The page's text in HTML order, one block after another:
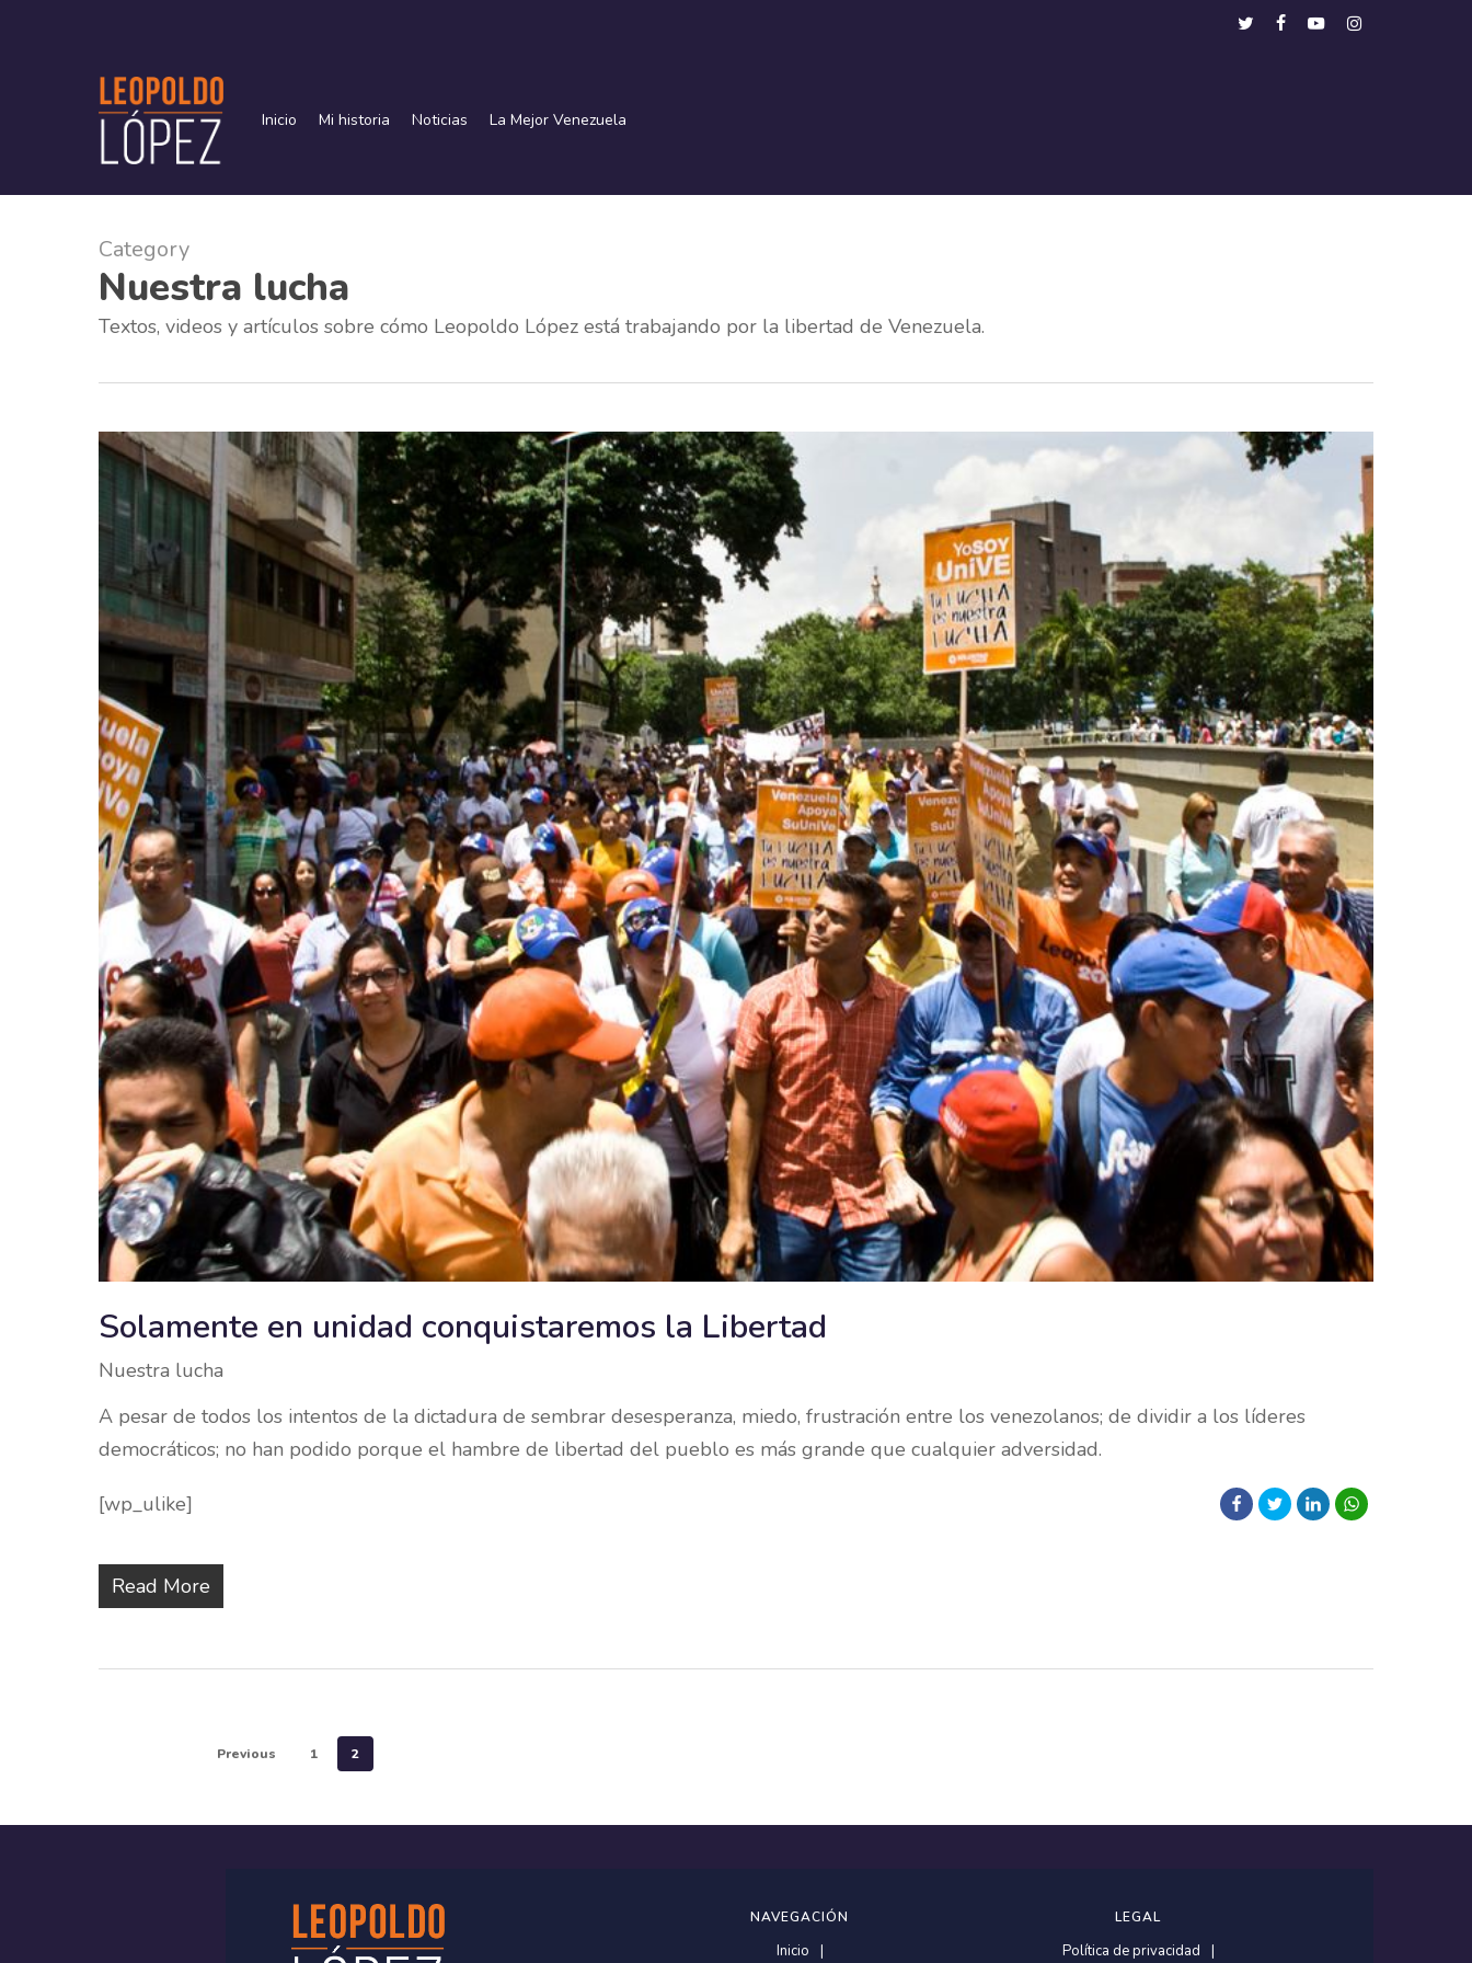
twitterfacebookyoutubeinstagram
Inicio Mi historia Noticias La Mejor Venezuela
Category
Nuestra lucha
Textos, videos y artículos sobre cómo Leopoldo López está trabajando por la libertad de Venezuela.
Solamente en unidad conquistaremos la Libertad
Nuestra lucha
A pesar de todos los intentos de la dictadura de sembrar desesperanza, miedo, frustración entre los venezolanos; de dividir a los líderes
democráticos; no han podido porque el hambre de libertad del pueblo es más grande que cualquier adversidad.
[wp_ulike]
Read More
Previous 1 2
NAVEGACIÓN
Inicio
LEGAL
Política de privacidad